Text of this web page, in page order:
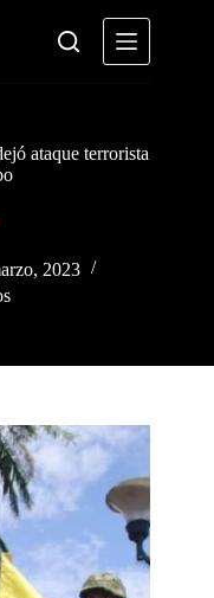
ataque terrorista
2023